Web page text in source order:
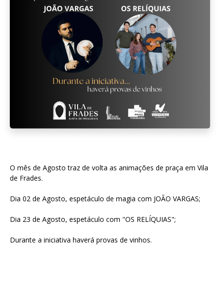
O mês de Agosto traz de volta as animações de praça em Vila
de Frades.
Dia 02 de Agosto, espetáculo de magia com JOÃO VARGAS;
Dia 23 de Agosto, espetáculo com "OS RELÍQUIAS";
Durante a iniciativa haverá provas de vinhos.